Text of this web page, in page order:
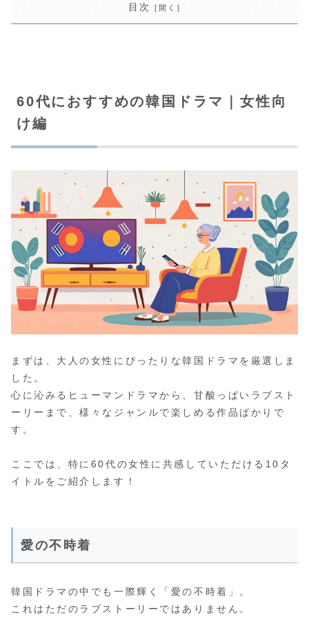
目次
60代におすすめの韓国ドラマ｜女性向
け編
まずは、大人の女性にぴったりな韓国ドラマを厳選しま
した。
心に沁みるヒューマンドラマから、甘酸っぱいラブスト
ーリーまで、様々なジャンルで楽しめる作品ばかりで
す。
ここでは、特に60代の女性に共感していただける10タ
イトルをご紹介します！
愛の不時着
韓国ドラマの中でも一際輝く「愛の不時着」。
これはただのラブストーリーではありません。